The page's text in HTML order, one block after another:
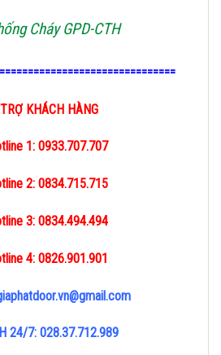
Cháy GPD-CTH
KHÁCH HÀNG
1: 0933.707.707
2: 0834.715.715
3: 0834.494.494
4: 0826.901.901
24/7: 028.37.712.989